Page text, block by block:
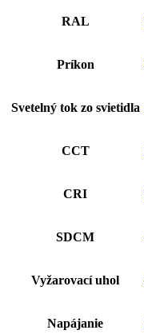
RAL
Príkon
Svetelný tok zo svietidla
CCT
CRI
SDCM
Vyžarovací uhol
Napájanie